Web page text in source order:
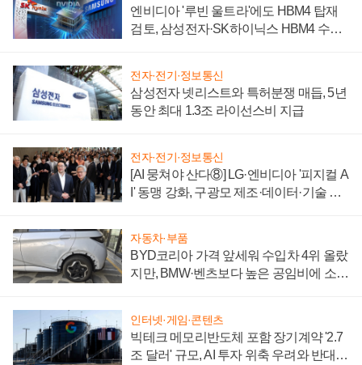
엔비디아 '루빈 울트라'에도 HBM4 탑재
검토, 삼성전자·SK하이닉스 HBM4 수율
전자·전기·정보통신
삼성전자 넷리스트와 특허분쟁 매듭, 5년
동안 최대 1.3조 라이선스비 지급
전자·전기·정보통신
[AI 뭉쳐야 산다⑧] LG·엔비디아 '피지컬 A
I' 동맹 강화, 구광모 제조·데이터·기술 결
자동차·부품
BYD코리아 가격 앞세워 수입차 4위 올랐
지만, BMW·벤츠보다 높은 공임비에 소비
인터넷·게임·콘텐츠
빅테크 메모리반도체 포함 장기계약 '2.7
조 달러' 규모, AI 투자 위축 우려와 반대